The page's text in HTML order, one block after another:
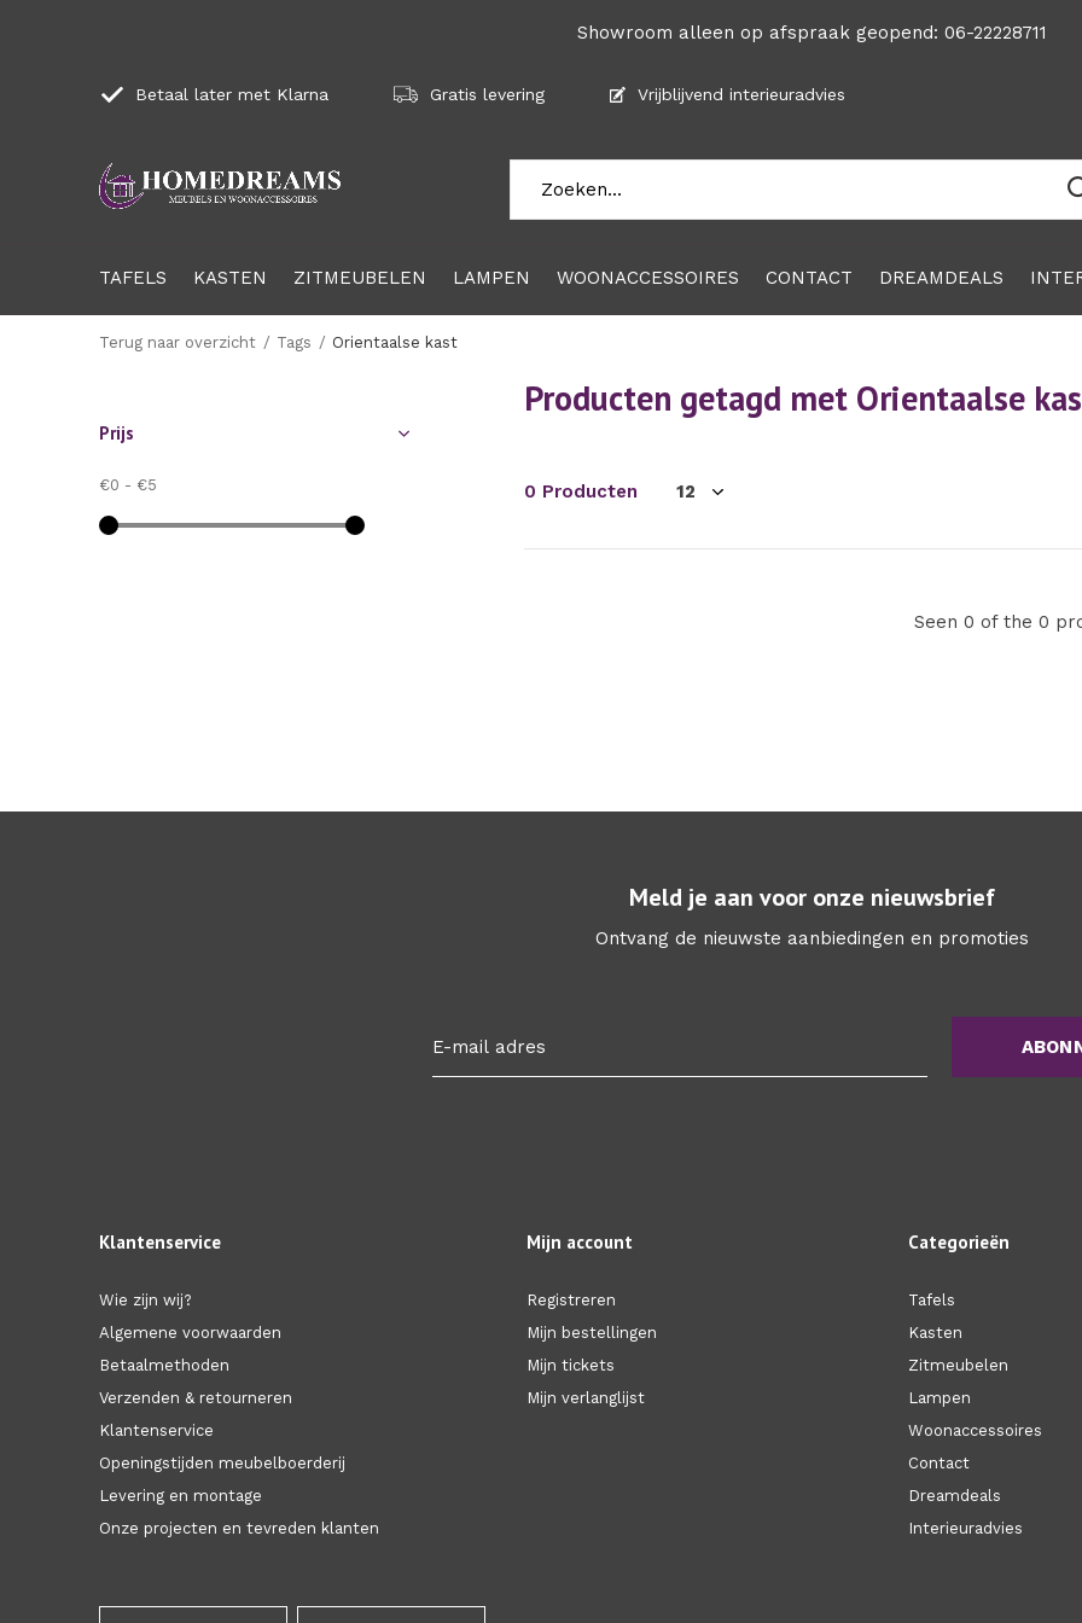
TAFELS KASTEN ZITMEUBELEN LAMPEN WOONACCESSOIRES CONTACT DREAMDEALS
Betaal later met Klarna Gratis levering Vrijblijvend interieuradvies
Showroom alleen op afspraak geopend: 06-22228711
Terug naar overzicht Tags Orientaalse kast
Producten getagd met Orientaalse
0 Producten
Seen 0 of the 0
Prijs
€0 - €5
Meld je aan voor onze nieuwsbrief
Ontvang de nieuwste aanbiedingen en promoties
Klantenservice
Wie zijn wij?
Algemene voorwaarden
Betaalmethoden
Verzenden & retourneren
Klantenservice
Openingstijden meubelboerderij
Levering en montage
Onze projecten en tevreden klanten
Mijn account
Registreren
Mijn bestellingen
Mijn tickets
Mijn verlanglijst
Categorieën
Tafels
Kasten
Zitmeubelen
Lampen
Woonaccessoires
Contact
Dreamdeals
Interieuradvies